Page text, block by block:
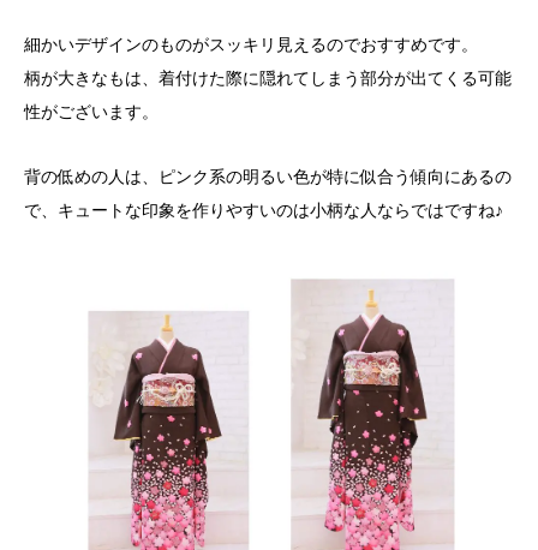
細かいデザインのものがスッキリ見えるのでおすすめです。
柄が大きなもは、着付けた際に隠れてしまう部分が出てくる可能
性がございます。
背の低めの人は、ピンク系の明るい色が特に似合う傾向にあるの
で、キュートな印象を作りやすいのは小柄な人ならではですね♪